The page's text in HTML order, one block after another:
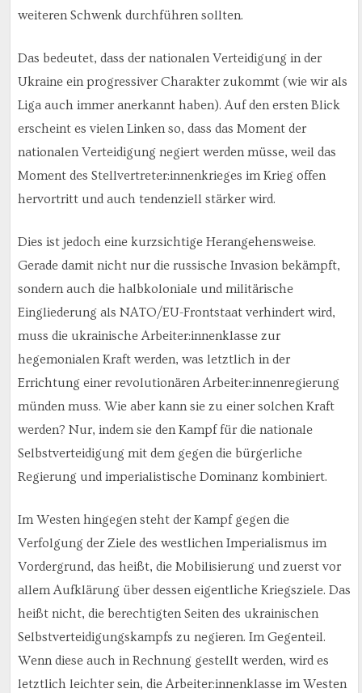
weiteren Schwenk durchführen sollten.
Das bedeutet, dass der nationalen Verteidigung in der
Ukraine ein progressiver Charakter zukommt (wie wir als
Liga auch immer anerkannt haben). Auf den ersten Blick
erscheint es vielen Linken so, dass das Moment der
nationalen Verteidigung negiert werden müsse, weil das
Moment des Stellvertreter:innenkrieges im Krieg offen
hervortritt und auch tendenziell stärker wird.
Dies ist jedoch eine kurzsichtige Herangehensweise.
Gerade damit nicht nur die russische Invasion bekämpft,
sondern auch die halbkoloniale und militärische
Eingliederung als NATO/EU-Frontstaat verhindert wird,
muss die ukrainische Arbeiter:innenklasse zur
hegemonialen Kraft werden, was letztlich in der
Errichtung einer revolutionären Arbeiter:innenregierung
münden muss. Wie aber kann sie zu einer solchen Kraft
werden? Nur, indem sie den Kampf für die nationale
Selbstverteidigung mit dem gegen die bürgerliche
Regierung und imperialistische Dominanz kombiniert.
Im Westen hingegen steht der Kampf gegen die
Verfolgung der Ziele des westlichen Imperialismus im
Vordergrund, das heißt, die Mobilisierung und zuerst vor
allem Aufklärung über dessen eigentliche Kriegsziele. Das
heißt nicht, die berechtigten Seiten des ukrainischen
Selbstverteidigungskampfs zu negieren. Im Gegenteil.
Wenn diese auch in Rechnung gestellt werden, wird es
letztlich leichter sein, die Arbeiter:innenklasse im Westen